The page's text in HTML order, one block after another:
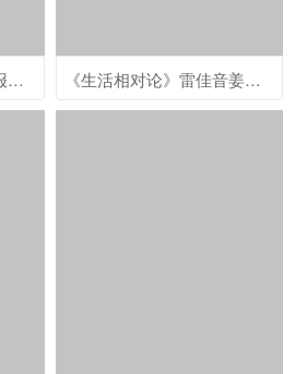
《生活相对论》最新海报剧照图片 《生活相对论》雷佳音姜妍剧照图片